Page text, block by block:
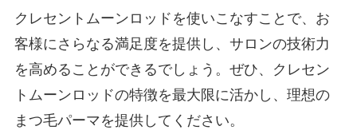
クレセントムーンロッドを使いこなすことで、お
客様にさらなる満足度を提供し、サロンの技術力
を高めることができるでしょう。ぜひ、クレセン
トムーンロッドの特徴を最大限に活かし、理想の
まつ毛パーマを提供してください。